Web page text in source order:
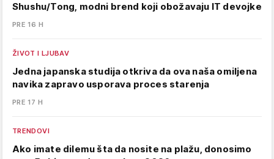
Shushu/Tong, modni brend koji obožavaju IT devojke
PRE 16 H
ŽIVOT I LJUBAV
Jedna japanska studija otkriva da ova naša omiljena
navika zapravo usporava proces starenja
PRE 17 H
TRENDOVI
Ako imate dilemu šta da nosite na plažu, donosimo